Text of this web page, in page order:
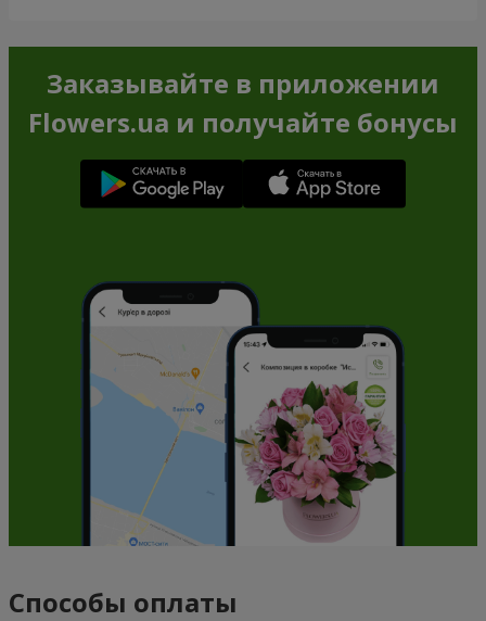
Заказывайте в приложении
Flowers.ua и получайте бонусы
Способы оплаты